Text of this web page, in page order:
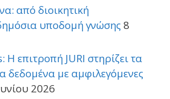
από διοικητική
υποδομή γνώσης 8
επιτροπή JURI στηρίζει τα
δεδομένα με αμφιλεγόμενες
2026